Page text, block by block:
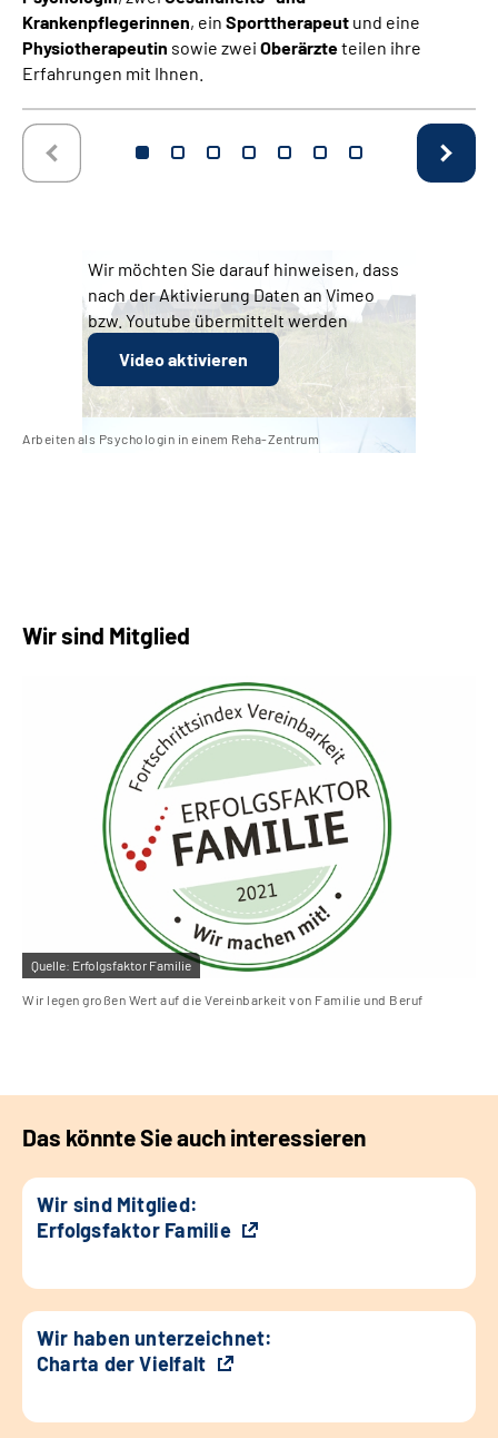
Krankenpflegerinnen, ein Sporttherapeut und eine
Physiotherapeutin sowie zwei Oberärzteteilen ihre
Erfahrungen mit Ihnen.
Wir möchten Sie darauf hinweisen, dass
nach der Aktivierung Daten an Vimeo
bzw. Youtube übermittelt werden
Video aktivieren
Arbeiten als Psychologin in einem Reha-Zentrum
Wir sind Mitglied
Quelle: Erfolgsfaktor Familie
Wir legen großen Wert auf die Vereinbarkeit von Familie und Beruf
Das könnte Sie auch interessieren
Wir sind Mitglied:
Erfolgsfaktor Familie
Wir haben unterzeichnet:
Charta der Vielfalt